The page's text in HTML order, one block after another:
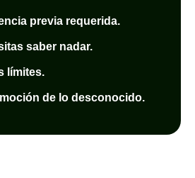
previa requerida.
saber nadar.
límites.
de lo desconocido.